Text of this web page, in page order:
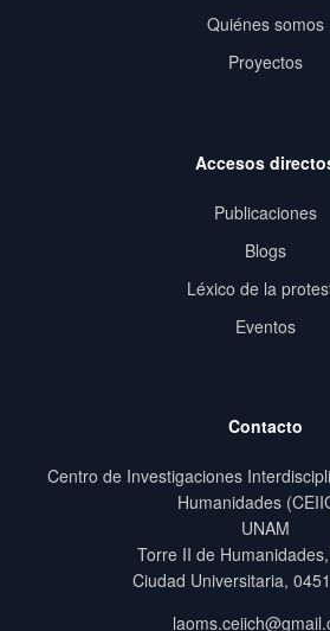
Quiénes somos
Proyectos
Accesos
Publicaciones
Blogs
Léxico de la
Eventos
Contacto
Centro de Investigaciones
Humanidades
UNAM
Torre II de
Ciudad Universitaria,